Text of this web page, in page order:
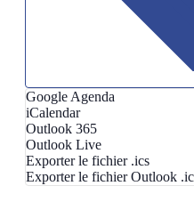
Google Agenda
iCalendar
Outlook 365
Outlook Live
Exporter le fichier .ics
Exporter le fichier Outlook